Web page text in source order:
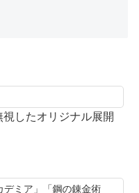
視したオリジナル展開
ミア」「鋼の錬金術